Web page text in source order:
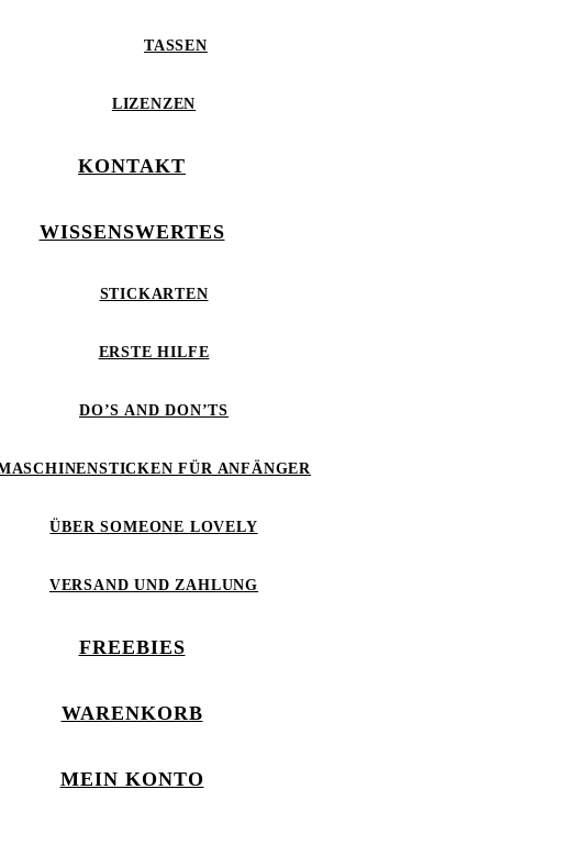
TASSEN
LIZENZEN
KONTAKT
WISSENSWERTES
STICKARTEN
ERSTE HILFE
DO’S AND DON’TS
FÜR ANFÄNGER
ÜBER SOMEONE LOVELY
VERSAND UND ZAHLUNG
FREEBIES
WARENKORB
MEIN KONTO